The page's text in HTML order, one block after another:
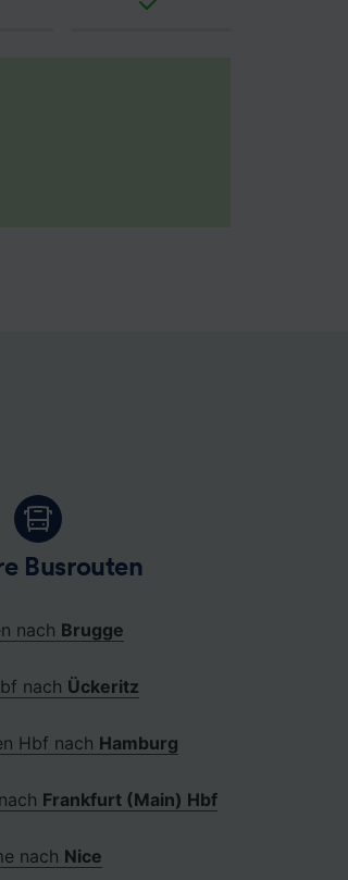
Busrouten
nach Brugge
nach Ückeritz
Hbf nach Hamburg
Frankfurt (Main) Hbf
nach Nice